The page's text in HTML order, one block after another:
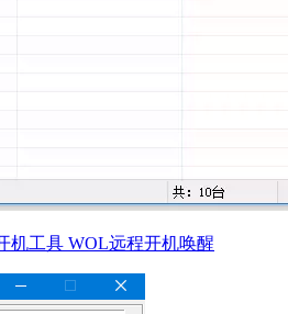
机工具 WOL远程开机唤醒